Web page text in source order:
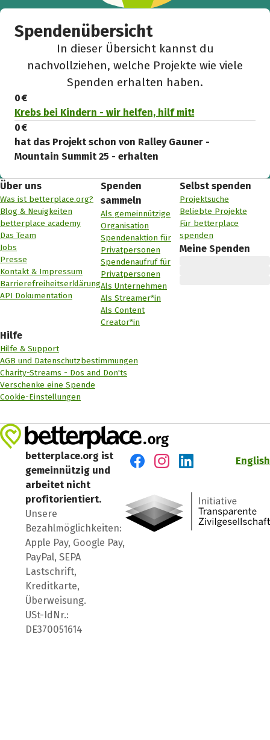
Spendenübersicht
In dieser Übersicht kannst du
nachvollziehen, welche Projekte wie viele
Spenden erhalten haben.
0 €
Krebs bei Kindern - wir helfen, hilf mit!
0 €
hat das Projekt schon von Ralley Gauner -
Mountain Summit 25 - erhalten
Über uns
Was ist betterplace.org?
Blog & Neuigkeiten
betterplace academy
Das Team
Jobs
Presse
Kontakt & Impressum
Barrierefreiheitserklärung
API Dokumentation
Spenden
sammeln
Als gemeinnützige
Organisation
Spendenaktion für
Privatpersonen
Spendenaufruf für
Privatpersonen
Als Unternehmen
Als Streamer*in
Als Content
Creator*in
Selbst spenden
Projektsuche
Beliebte Projekte
Für betterplace
spenden
Meine Spenden
Hilfe
Hilfe & Support
AGB und Datenschutzbestimmungen
Charity-Streams - Dos and Don'ts
Verschenke eine Spende
Cookie-Einstellungen
betterplace.org ist
gemeinnützig und
arbeitet nicht
profitorientiert.
Unsere
Bezahlmöglichkeiten:
Apple Pay, Google Pay,
PayPal, SEPA
Lastschrift,
Kreditkarte,
Überweisung.
USt-IdNr.:
DE370051614
English